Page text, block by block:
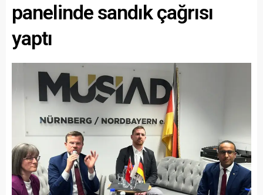
panelinde sandık çağrısı
yaptı